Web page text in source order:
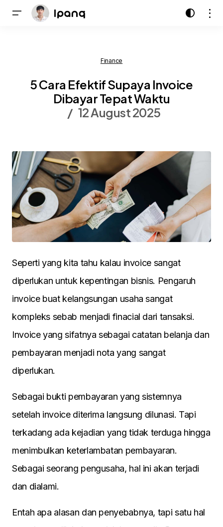
Finance
5 Cara Efektif Supaya Invoice
Dibayar Tepat Waktu
12 August 2025
Seperti yang kita tahu kalau invoice sangat
diperlukan untuk kepentingan bisnis. Pengaruh
invoice buat kelangsungan usaha sangat
kompleks sebab menjadi finacial dari tansaksi.
Invoice yang sifatnya sebagai catatan belanja dan
pembayaran menjadi nota yang sangat
diperlukan.
Sebagai bukti pembayaran yang sistemnya
setelah invoice diterima langsung dilunasi. Tapi
terkadang ada kejadian yang tidak terduga hingga
menimbulkan keterlambatan pembayaran.
Sebagai seorang pengusaha, hal ini akan terjadi
dan dialami.
Entah apa alasan dan penyebabnya, tapi satu hal